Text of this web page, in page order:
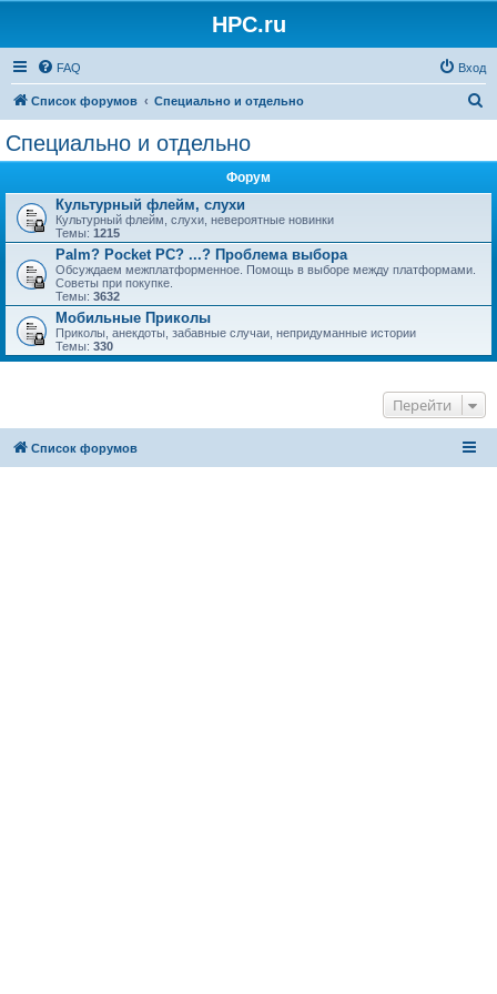
HPC.ru
FAQ Вход
Список форумов Специально и отдельно
Специально и отдельно
Форум
Культурный флейм, слухи
Культурный флейм, слухи, невероятные новинки
Темы: 1215
Palm? Pocket PC? ...? Проблема выбора
Обсуждаем межплатформенное. Помощь в выборе между платформами.
Советы при покупке.
Темы: 3632
Мобильные Приколы
Приколы, анекдоты, забавные случаи, непридуманные истории
Темы: 330
Перейти
Список форумов